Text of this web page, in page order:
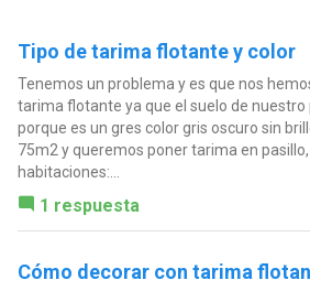
Tipo de tarima flotante y color
Tenemos un problema y es que nos
tarima flotante ya que el suelo de nuestro
porque es un gres color gris oscuro sin
75m2 y queremos poner tarima en
habitaciones:...
1 respuesta
Cómo decorar con tarima